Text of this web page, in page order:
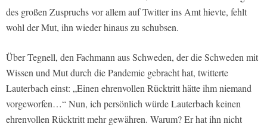
des großen Zuspruchs vor allem auf Twitter ins Amt hievte, fehlt
wohl der Mut, ihn wieder hinaus zu schubsen.
Über Tegnell, den Fachmann aus Schweden, der die Schweden mit
Wissen und Mut durch die Pandemie gebracht hat, twitterte
Lauterbach einst: „Einen ehrenvollen Rücktritt hätte ihm niemand
vorgeworfen…“ Nun, ich persönlich würde Lauterbach keinen
ehrenvollen Rücktritt mehr gewähren. Warum? Er hat ihn nicht